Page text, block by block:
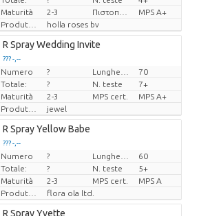
Maturità
2-3
MPS A+
Produttore
holla roses bv
R Spray Wedding Invite
??? -,--
Prezzo x uno
Numero ?
70
Totale:
? N. teste
7+
Maturità
2-3 MPS cert.
MPS A+
Produttore
jewel
R Spray Yellow Babe
??? -,--
Prezzo x uno
Numero ?
60
Totale:
? N. teste
5+
Maturità
2-3 MPS cert.
MPS A
Produttore
flora ola ltd.
R Spray Yvette